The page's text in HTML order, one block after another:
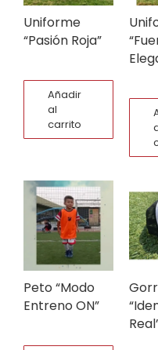
Uniforme
“Pasión Roja”
Añadir
al
carrito
Peto “Modo
Entreno ON”